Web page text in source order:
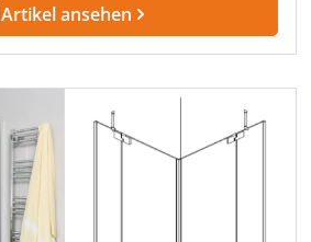
Artikel ansehen